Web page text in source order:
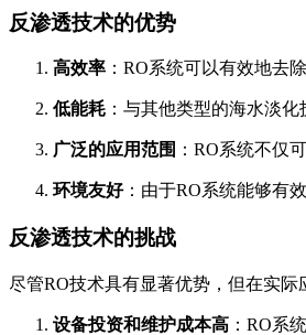
反渗透技术的优势
高效率 ：RO系统可以有效地去
低能耗 ：与其他类型的海水淡
广泛的应用范围 ：RO系统不仅
环境友好：由于RO系统能够有
反渗透技术的挑战
尽管RO技术具有显著优势，但在实际
设备投资和维护成本高 ：RO系